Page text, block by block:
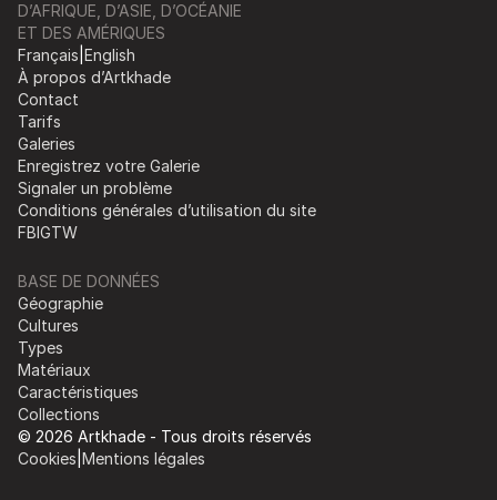
D’AFRIQUE, D’ASIE, D’OCÉANIE
ET DES AMÉRIQUES
Français English
À propos d’Artkhade
Contact
Tarifs
Galeries
Enregistrez votre Galerie
Signaler un problème
Conditions générales d’utilisation du site
FBIGTW
BASE DE DONNÉES
Géographie
Cultures
Types
Matériaux
Caractéristiques
Collections
© 2026 Artkhade - Tous droits réservés
Cookies Mentions légales